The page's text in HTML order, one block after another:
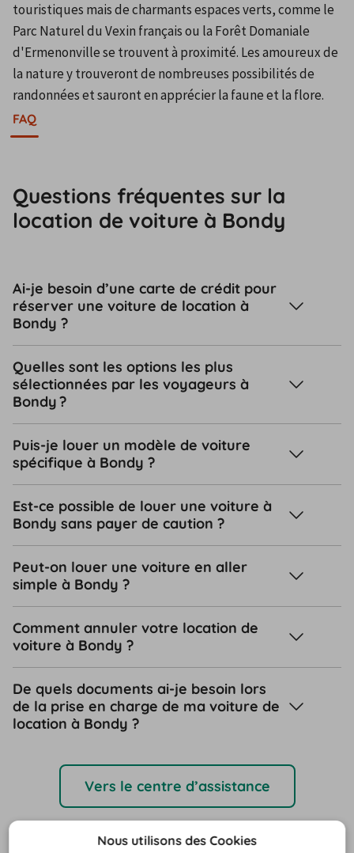
touristiques mais de charmants espaces verts, comme le
Parc Naturel du Vexin français ou la Forêt Domaniale
d'Ermenonville se trouvent à proximité. Les amoureux de
la nature y trouveront de nombreuses possibilités de
randonnées et sauront en apprécier la faune et la flore.
FAQ
Questions fréquentes sur la
location de voiture à Bondy
Ai-je besoin d’une carte de crédit pour
réserver une voiture de location à
Bondy ?
Quelles sont les options les plus
sélectionnées par les voyageurs à
Bondy ?
Puis-je louer un modèle de voiture
spécifique à Bondy ?
Est-ce possible de louer une voiture à
Bondy sans payer de caution ?
Peut-on louer une voiture en aller
simple à Bondy ?
Comment annuler votre location de
voiture à Bondy ?
De quels documents ai-je besoin lors
de la prise en charge de ma voiture de
location à Bondy ?
Vers le centre d’assistance
Destinations de voyage
Nous utilisons des Cookies